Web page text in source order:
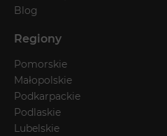
Blog
Regiony
Pomorskie
Małopolskie
Podkarpackie
Podlaskie
Lubelskie